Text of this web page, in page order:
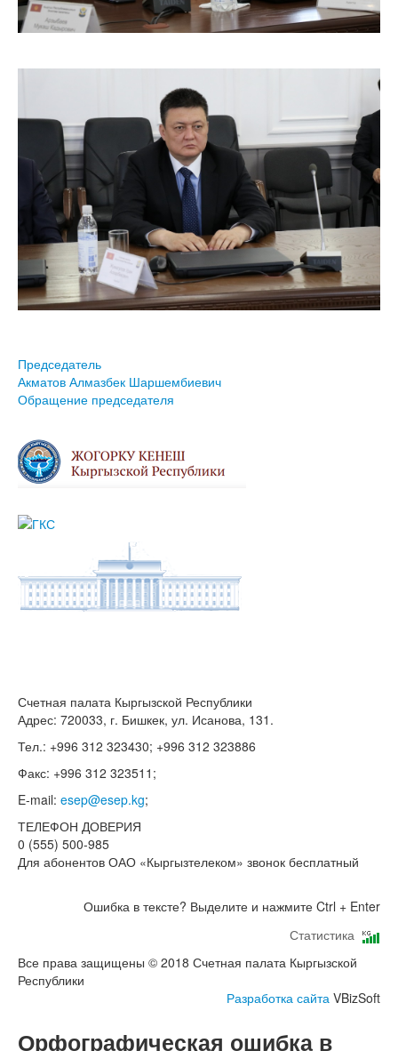
Председатель
Акматов Алмазбек Шаршембиевич
Обращение председателя
Счетная палата Кыргызской Республики
Адрес: 720033, г. Бишкек, ул. Исанова, 131.
Тел.: +996 312 323430; +996 312 323886
Факс: +996 312 323511;
E-mail: esep@esep.kg;
ТЕЛЕФОН ДОВЕРИЯ
0 (555) 500-985
Для абонентов ОАО «Кыргызтелеком» звонок бесплатный
Ошибка в тексте? Выделите и нажмите Ctrl + Enter
Статистика
Все права защищены © 2018 Счетная палата Кыргызской
Республики
Разработка сайта VBizSoft
Орфографическая ошибка в